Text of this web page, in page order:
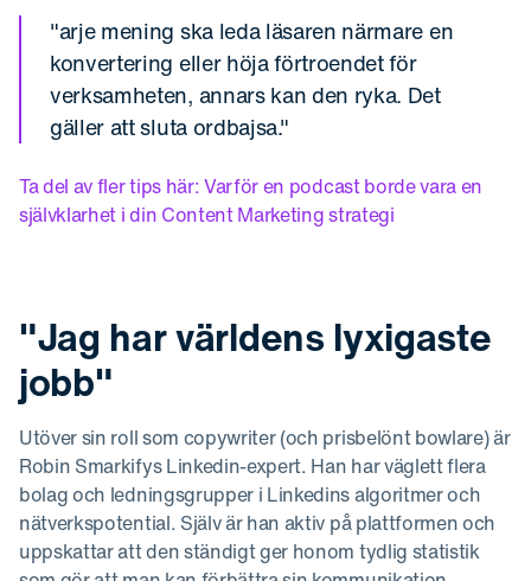
"arje mening ska leda läsaren närmare en
konvertering eller höja förtroendet för
verksamheten, annars kan den ryka. Det
gäller att sluta ordbajsa."
Ta del av fler tips här: Varför en podcast borde vara en
självklarhet i din Content Marketing strategi
"Jag har världens lyxigaste
jobb"
Utöver sin roll som copywriter (och prisbelönt bowlare) är
Robin Smarkifys Linkedin-expert. Han har väglett flera
bolag och ledningsgrupper i Linkedins algoritmer och
nätverkspotential. Själv är han aktiv på plattformen och
uppskattar att den ständigt ger honom tydlig statistik